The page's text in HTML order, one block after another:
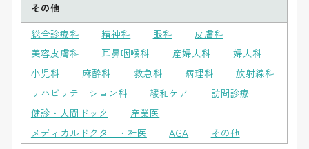
その他
総合診療科
精神科 眼科
皮膚科
美容皮膚科
耳鼻咽喉科 産婦人科
婦人科
小児科
麻酔科 救急科 病理科
放射線科
リハビリテーション科
緩和ケア
訪問診療
健診・人間ドック
産業医
メディカルドクター・社医
AGA その他